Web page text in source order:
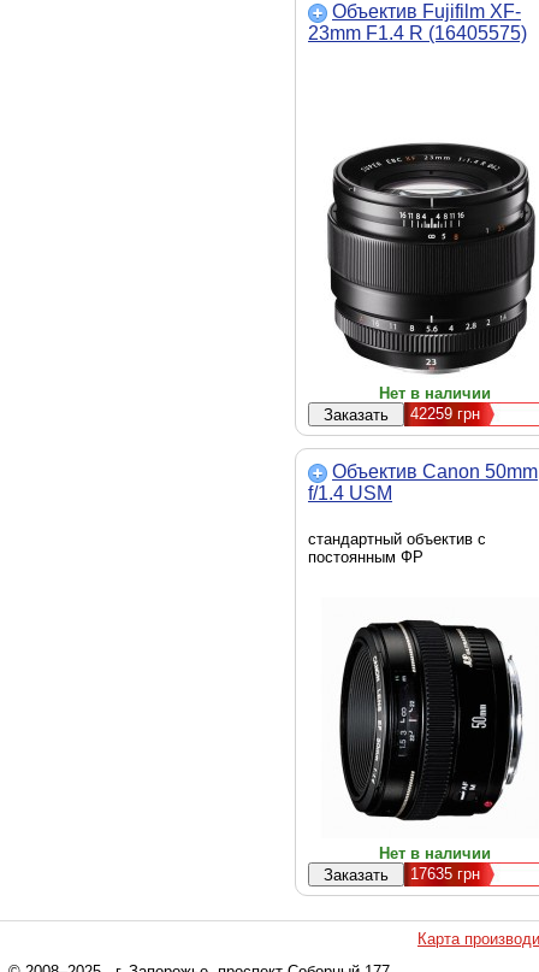
Объектив Fujifilm XF-
23mm F1.4 R (16405575)
Нет в наличии
42259грн
Объектив Canon 50mm
f/1.4 USM
стандартный объектив с
постоянным ФР
Нет в наличии
17635грн
Карта